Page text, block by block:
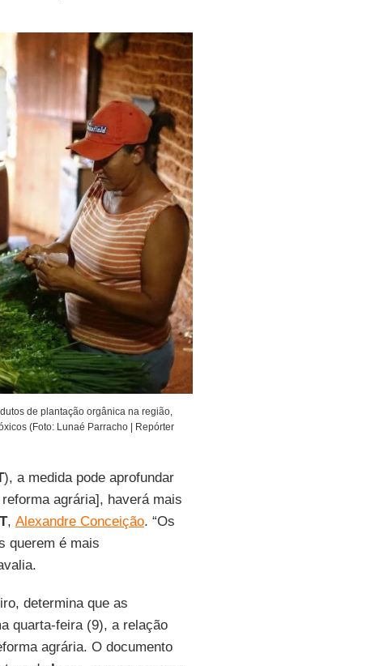
de plantação orgânica na região,
(Foto: Lunaé Parracho | Repórter
), a medida pode aprofundar
agrária], haverá mais
, Alexandre Conceição. “Os
querem é mais
determina que as
quarta-feira (9), a relação
agrária. O documento